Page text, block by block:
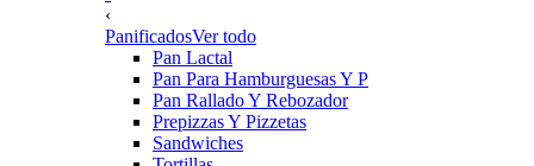
‹
PanificadosVer todo
Pan Lactal
Pan Para Hamburguesas Y P
Pan Rallado Y Rebozador
Prepizzas Y Pizzetas
Sandwiches